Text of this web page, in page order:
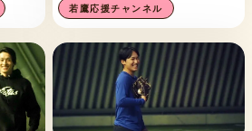
若鷹応援チャンネル